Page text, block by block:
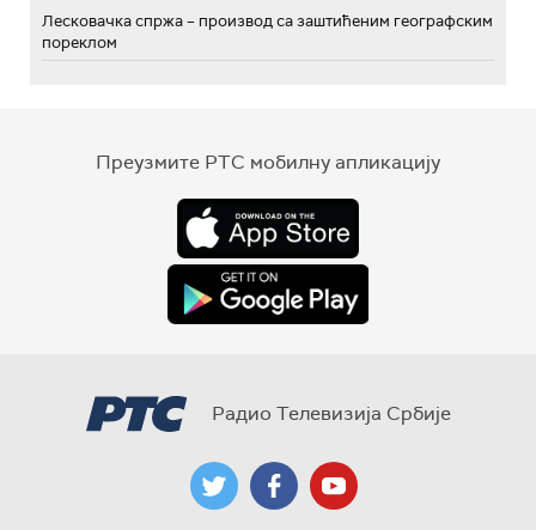
Лесковачка спржа – производ са заштићеним географским
пореклом
Преузмите РТС мобилну апликацију
Радио Телевизија Србије